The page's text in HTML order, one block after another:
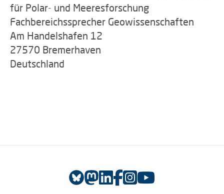
für Polar- und Meeresforschung
Fachbereichssprecher Geowissenschaften
Am Handelshafen 12
27570 Bremerhaven
Deutschland